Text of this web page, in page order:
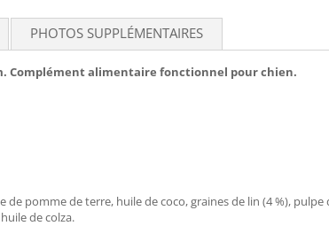
PHOTOS SUPPLÉMENTAIRES
Complément alimentaire fonctionnel pour chien.
de pomme de terre, huile de coco, graines de lin (4 %),
de colza.